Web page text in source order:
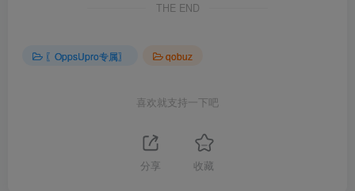
THE END
〖OppsUpro专属〗 qobuz
喜欢就支持一下吧
分享 收藏